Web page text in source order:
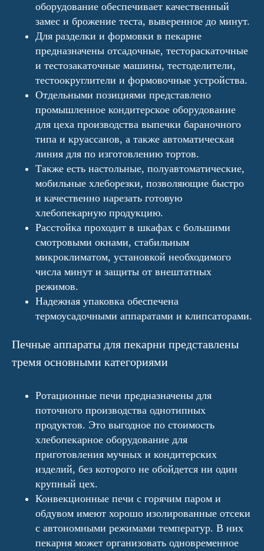
оборудование обеспечивает качественный
замес и брожение теста, выверенное до минут.
Для разделки и формовки в пекарне
предназначены отсадочные, тестораскаточные
и тестозакаточные машины, тестоделители,
тестоокруглители и формовочные устройства.
Отдельными позициями представлено
промышленное кондитерское оборудование
для цеха производства выпечки бараночного
типа и круассанов, а также автоматическая
линия для по изготовлению тортов.
Также есть настольные, полуавтоматические,
мобильные хлеборезки, позволяющие быстро
и качественно нарезать готовую
хлебопекарную продукцию.
Расстойка проходит в шкафах с большими
смотровыми окнами, стабильным
микроклиматом, установкой необходимого
числа минут и защиты от внештатных
режимов.
Надежная упаковка обеспечена
термоусадочными аппаратами и клипсаторами.
Печные аппараты для пекарни представлены
тремя основными категориями
Ротационные печи предназначены для
поточного производства однотипных
продуктов. Это выгодное по стоимость
хлебопекарное оборудование для
приготовления мучных и кондитерских
изделий, без которого не обойдется ни один
крупный цех.
Конвекционные печи с горячим паром и
обдувом имеют хорошо изолированные отсеки
с автономными режимами температур. В них
пекарня может организовать одновременное